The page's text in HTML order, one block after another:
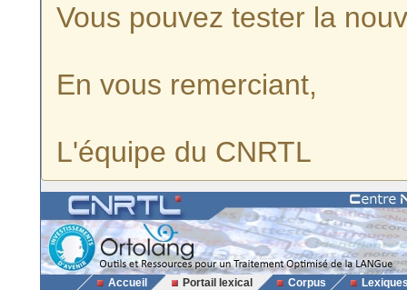
Vous pouvez tester la
En vous remerciant,
L'équipe du CNRTL
Accueil Portail lexical Corpus